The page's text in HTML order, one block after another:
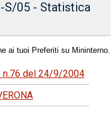
S/05 - Statistica
ai tuoi Preferiti su Mininterno.
n.76 del 24/9/2004